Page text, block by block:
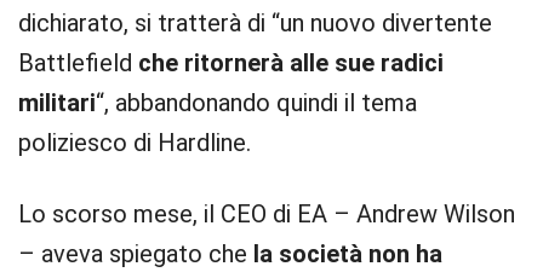
dichiarato, si tratterà di “un nuovo divertente
Battlefield che ritornerà alle sue radici
militari“, abbandonando quindi il tema
poliziesco di Hardline.
Lo scorso mese, il CEO di EA – Andrew Wilson
– aveva spiegato che la società non ha